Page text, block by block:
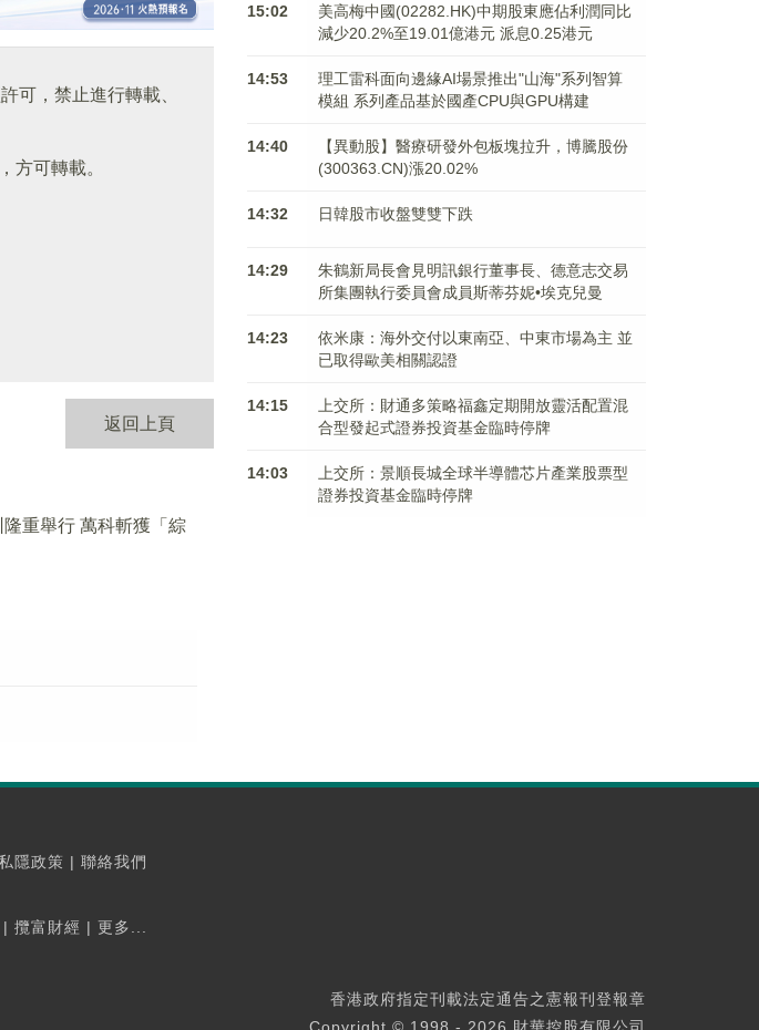
可，禁止進行轉載、
方可轉載。
返回上頁
重舉行 萬科斬獲「綜
15:02
美高梅中國(02282.HK)中期股東應佔利潤同比
減少20.2%至19.01億港元 派息0.25港元
14:53
理工雷科面向邊緣AI場景推出"山海"系列智算
模組 系列產品基於國產CPU與GPU構建
14:40
【異動股】醫療研發外包板塊拉升，博騰股份
(300363.CN)漲20.02%
14:32 日韓股市收盤雙雙下跌
14:29
朱鶴新局長會見明訊銀行董事長、德意志交易
所集團執行委員會成員斯蒂芬妮•埃克兒曼
14:23
依米康：海外交付以東南亞、中東市場為主 並
已取得歐美相關認證
14:15
上交所：財通多策略福鑫定期開放靈活配置混
合型發起式證券投資基金臨時停牌
14:03
上交所：景順長城全球半導體芯片產業股票型
證券投資基金臨時停牌
隱政策 | 聯絡我們
| 攬富財經 | 更多...
香港政府指定刊載法定通告之憲報刊登報章